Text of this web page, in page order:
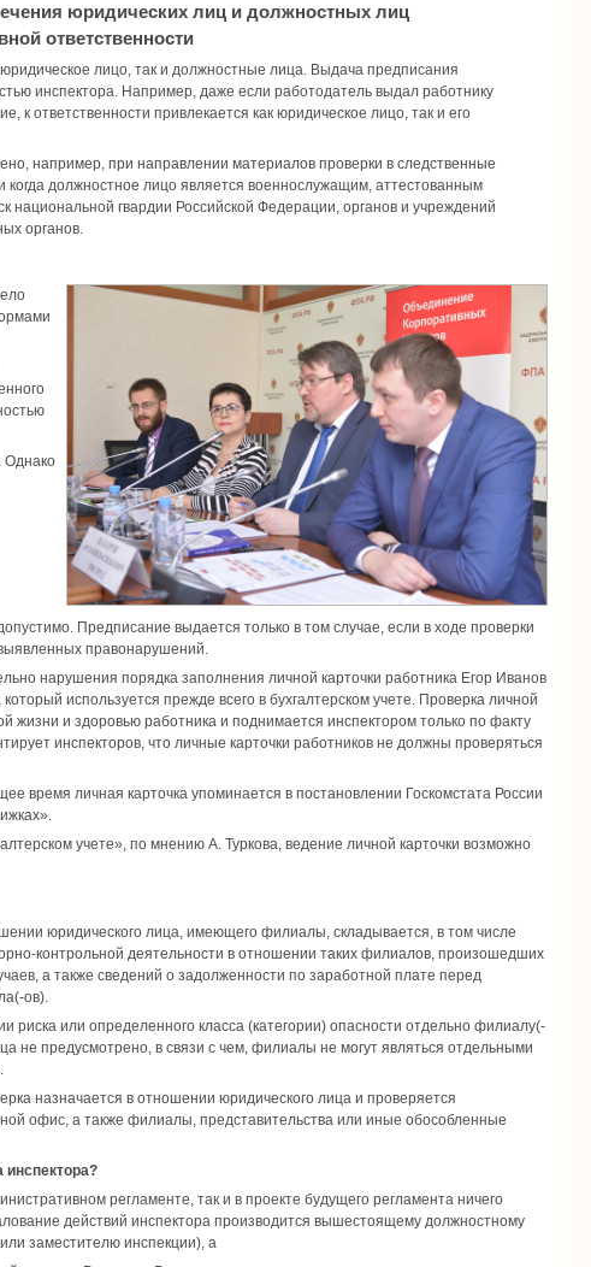
юридических лиц и должностных лиц
ответственности
лицо, так и должностные лица. Выдача предписания
инспектора. Например, даже если работодатель выдал работнику
ответственности привлекается как юридическое лицо, так и его
например, при направлении материалов проверки в следственные
должностное лицо является военнослужащим, аттестованным
национальной гвардии Российской Федерации, органов и учреждений
органов.
Однако
Предписание выдается только в том случае, если в ходе проверки
правонарушений.
нарушения порядка заполнения личной карточки работника Егор Иванов
используется прежде всего в бухгалтерском учете. Проверка личной
жизни и здоровью работника и поднимается инспектором только по факту
инспекторов, что личные карточки работников не должны проверяться
время личная карточка упоминается в постановлении Госкомстата России
учете», по мнению А. Туркова, ведение личной карточки возможно
юридического лица, имеющего филиалы, складывается, в том числе
контрольной деятельности в отношении таких филиалов, произошедших
а также сведений о задолженности по заработной плате перед
ов).
риска или определенного класса (категории) опасности отдельно филиалу(-
не предусмотрено, в связи с чем, филиалы не могут являться отдельными
назначается в отношении юридического лица и проверяется
офис, а также филиалы, представительства или иные обособленные
инспектора?
регламенте, так и в проекте будущего регламента ничего
действий инспектора производится вышестоящему должностному
заместителю инспекции), а